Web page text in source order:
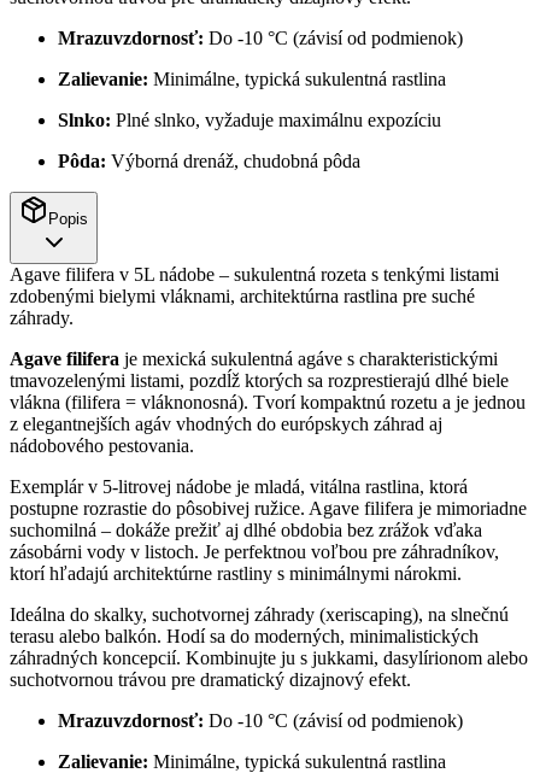
Mrazuvzdornosť: Do -10 °C (závisí od podmienok)
Zalievanie: Minimálne, typická sukulentná rastlina
Slnko: Plné slnko, vyžaduje maximálnu expozíciu
Pôda: Výborná drenáž, chudobná pôda
Popis
Agave filifera v 5L nádobe – sukulentná rozeta s tenkými listami
zdobenými bielymi vláknami, architektúrna rastlina pre suché
záhrady.
Agave filifera je mexická sukulentná agáve s charakteristickými
tmavozelenými listami, pozdĺž ktorých sa rozprestierajú dlhé biele
vlákna (filifera = vláknonosná). Tvorí kompaktnú rozetu a je jednou
z elegantnejších agáv vhodných do európskych záhrad aj
nádobového pestovania.
Exemplár v 5-litrovej nádobe je mladá, vitálna rastlina, ktorá
postupne rozrastie do pôsobivej ružice. Agave filifera je mimoriadne
suchomilná – dokáže prežiť aj dlhé obdobia bez zrážok vďaka
zásobárni vody v listoch. Je perfektnou voľbou pre záhradníkov,
ktorí hľadajú architektúrne rastliny s minimálnymi nárokmi.
Ideálna do skalky, suchotvornej záhrady (xeriscaping), na slnečnú
terasu alebo balkón. Hodí sa do moderných, minimalistických
záhradných koncepcií. Kombinujte ju s jukkami, dasylírionom alebo
suchotvornou trávou pre dramatický dizajnový efekt.
Mrazuvzdornosť: Do -10 °C (závisí od podmienok)
Zalievanie: Minimálne, typická sukulentná rastlina